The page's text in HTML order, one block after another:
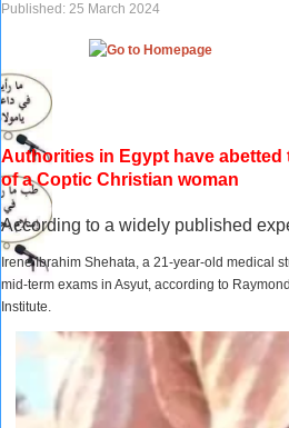
Published: 25 March 2024
Authorities in Egypt have
of a Coptic Christian woman
According to a widely published
Irene Ibrahim Shehata, a 21-year-old medical
mid-term exams in Asyut, according to
Institute.